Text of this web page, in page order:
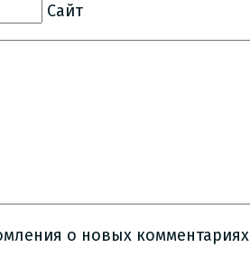
Сайт
о новых комментариях